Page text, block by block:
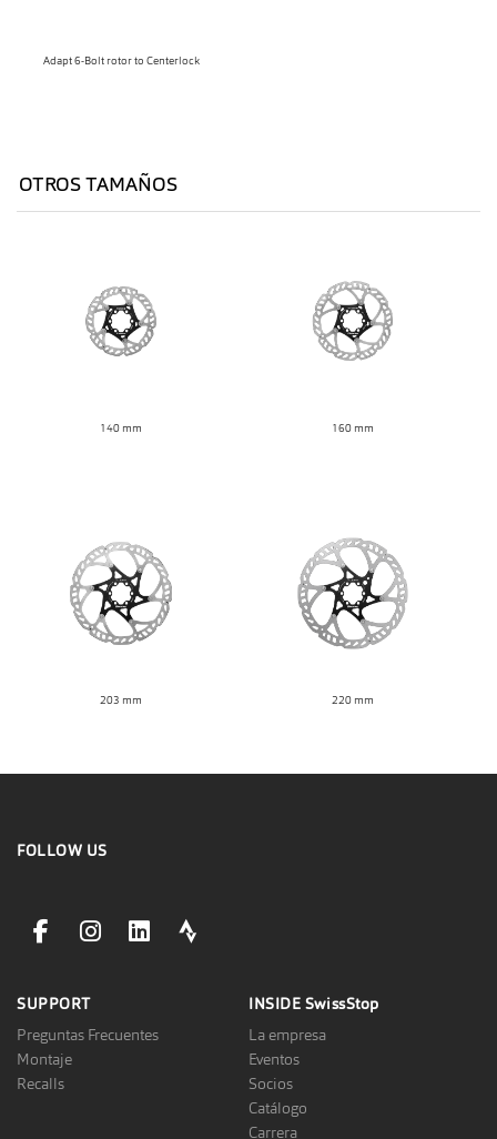
Adapt 6-Bolt rotor to Centerlock
OTROS TAMAÑOS
140 mm 160 mm
203 mm 220 mm
FOLLOW US
facebookLink
instagramLink
linkedinLinkstravaLink
SUPPORT
Preguntas Frecuentes
Montaje
Recalls
INSIDE SwissStop
La empresa
Eventos
Socios
Catálogo
Carrera